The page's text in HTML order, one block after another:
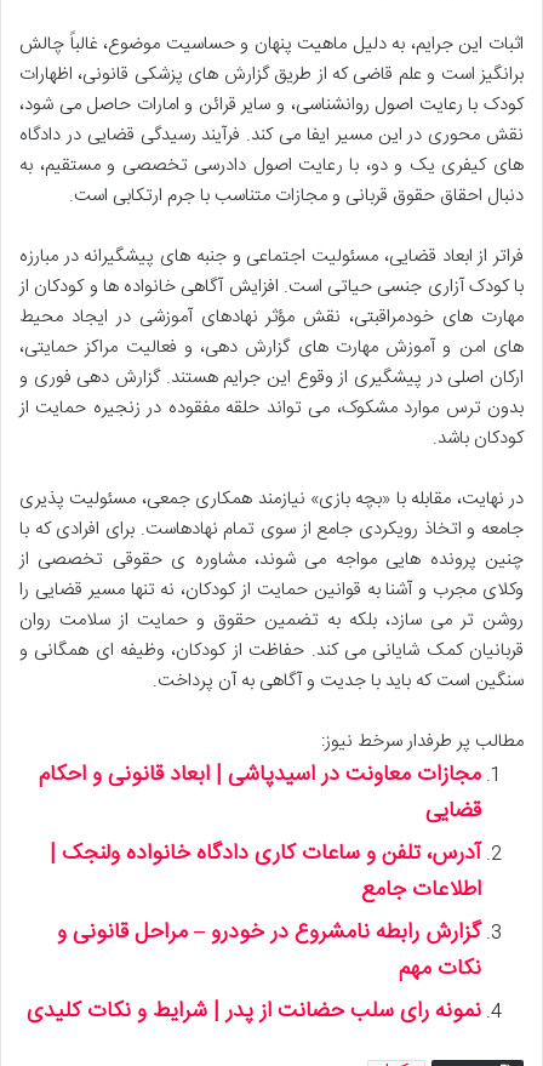
اثبات این جرایم، به دلیل ماهیت پنهان و حساسیت موضوع، غالباً چالش
برانگیز است و علم قاضی که از طریق گزارش های پزشکی قانونی، اظهارات
کودک با رعایت اصول روانشناسی، و سایر قرائن و امارات حاصل می شود،
نقش محوری در این مسیر ایفا می کند. فرآیند رسیدگی قضایی در دادگاه
های کیفری یک و دو، با رعایت اصول دادرسی تخصصی و مستقیم، به
دنبال احقاق حقوق قربانی و مجازات متناسب با جرم ارتکابی است.
فراتر از ابعاد قضایی، مسئولیت اجتماعی و جنبه های پیشگیرانه در مبارزه
با کودک آزاری جنسی حیاتی است. افزایش آگاهی خانواده ها و کودکان از
مهارت های خودمراقبتی، نقش مؤثر نهادهای آموزشی در ایجاد محیط
های امن و آموزش مهارت های گزارش دهی، و فعالیت مراکز حمایتی،
ارکان اصلی در پیشگیری از وقوع این جرایم هستند. گزارش دهی فوری و
بدون ترس موارد مشکوک، می تواند حلقه مفقوده در زنجیره حمایت از
کودکان باشد.
در نهایت، مقابله با «بچه بازی» نیازمند همکاری جمعی، مسئولیت پذیری
جامعه و اتخاذ رویکردی جامع از سوی تمام نهادهاست. برای افرادی که با
چنین پرونده هایی مواجه می شوند، مشاوره ی حقوقی تخصصی از
وکلای مجرب و آشنا به قوانین حمایت از کودکان، نه تنها مسیر قضایی را
روشن تر می سازد، بلکه به تضمین حقوق و حمایت از سلامت روان
قربانیان کمک شایانی می کند. حفاظت از کودکان، وظیفه ای همگانی و
سنگین است که باید با جدیت و آگاهی به آن پرداخت.
مطالب پر طرفدار سرخط نیوز:
مجازات معاونت در اسیدپاشی | ابعاد قانونی و احکام
قضایی
آدرس، تلفن و ساعات کاری دادگاه خانواده ولنجک |
اطلاعات جامع
گزارش رابطه نامشروع در خودرو – مراحل قانونی و
نکات مهم
نمونه رای سلب حضانت از پدر | شرایط و نکات کلیدی